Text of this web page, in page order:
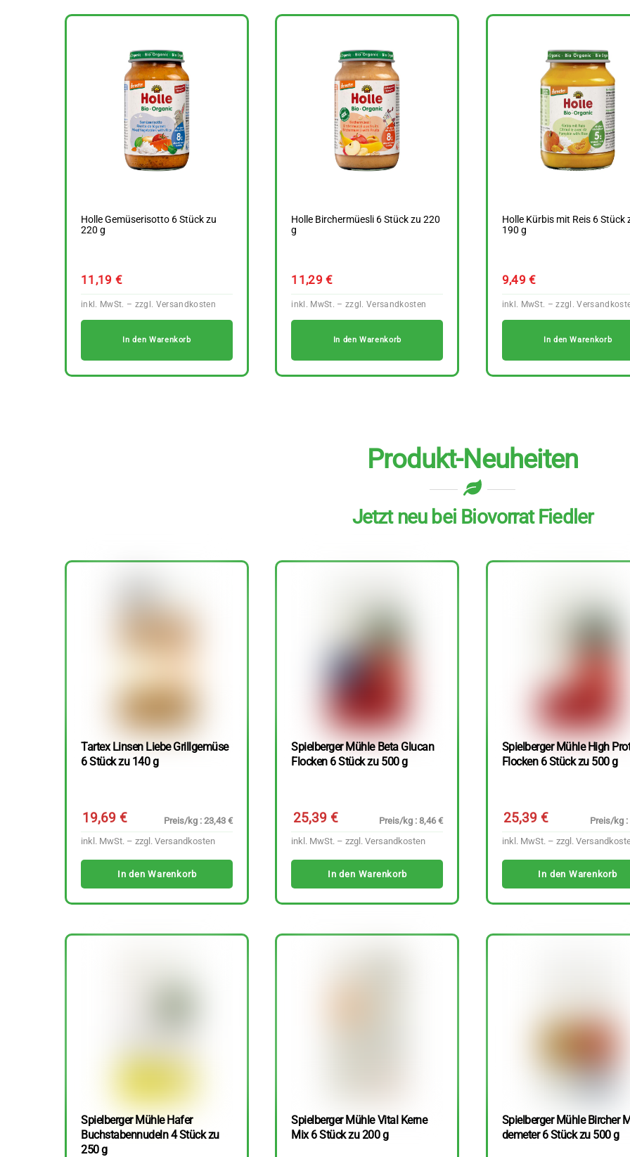
Holle Gemüserisotto 6 Stück zu
220 g
11,19€
In den Warenkorb
Holle Birchermüesli 6 Stück zu 220
g
11,29€
In den Warenkorb
Holle Kürbis mit Reis 6 Stück
190 g
9,49€
In den Warenkorb
Produkt-Neuheiten
Jetzt neu bei Biovorrat Fiedler
Tartex Linsen Liebe Grillgemüse
6 Stück zu 140 g
19,69€
Preis/kg : 23,43 €
inkl. MwSt. – zzgl. Versandkosten
In den Warenkorb
Spielberger Mühle Beta Glucan
Flocken 6 Stück zu 500 g
25,39 €
Preis/kg : 8,46 €
inkl. MwSt. – zzgl.Versandkosten
In den Warenkorb
Spielberger Mühle High
Flocken 6 Stück zu 500 g
25,39 €
Preis/kg :
inkl. MwSt. – zzgl.
In den Warenkorb
Spielberger Mühle Hafer
Buchstabennudeln 4 Stück zu
250 g
Spielberger Mühle Vital Kerne
Mix 6 Stück zu 200 g
Spielberger Mühle Bircher
demeter 6 Stück zu 500 g